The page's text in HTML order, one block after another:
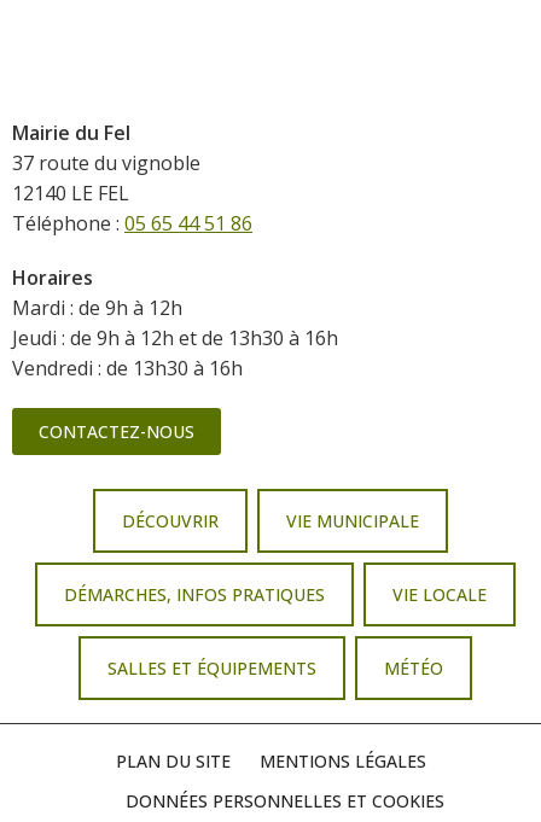
Mairie du Fel
37 route du vignoble
12140 LE FEL
Téléphone : 05 65 44 51 86
Horaires
Mardi : de 9h à 12h
Jeudi : de 9h à 12h et de 13h30 à 16h
Vendredi : de 13h30 à 16h
CONTACTEZ-NOUS
DÉCOUVRIR VIE MUNICIPALE
DÉMARCHES, INFOS PRATIQUES VIE LOCALE
SALLES ET ÉQUIPEMENTS MÉTÉO
PLAN DU SITE
MENTIONS LÉGALES
DONNÉES PERSONNELLES ET COOKIES